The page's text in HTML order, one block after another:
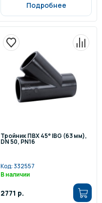
Подробнее
Тройник ПВХ 45° IBG (63 мм),
DN 50, PN16
Код:332557
В наличии
2771 р.